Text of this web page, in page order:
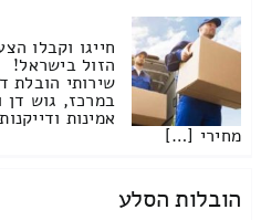
חייגו וקבלו
הזול בישראל!
שירותי הובלת
במרכז, גוש דן
אמינות
מחירי […]
הובלות הסלע